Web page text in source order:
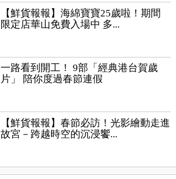
【鮮貨報報】海綿寶寶25歲啦！期間
限定店華山免費入場中 多...
一路看到開工！ 9部「經典港台賀歲
片」 陪你度過春節連假
【鮮貨報報】春節必訪！光影繪動走進
故宮－跨越時空的沉浸饗...